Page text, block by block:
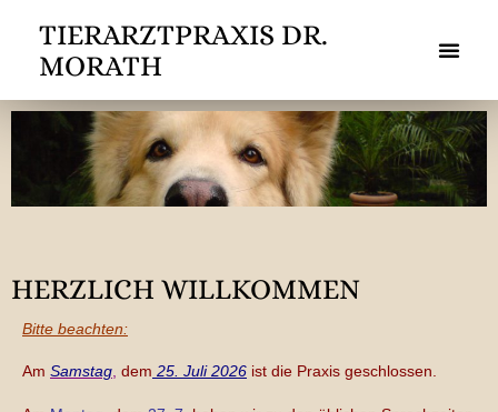
TIERARZTPRAXIS DR.
MORATH
HERZLICH WILLKOMMEN
Bitte beachten:
Am Samstag, dem 25. Juli 2026 ist die Praxis geschlossen.